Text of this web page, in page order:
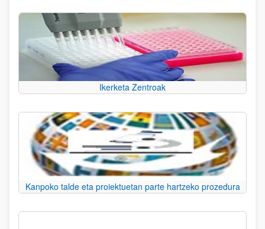
Ikerketa Zentroak
Kanpoko talde eta proiektuetan parte hartzeko prozedura